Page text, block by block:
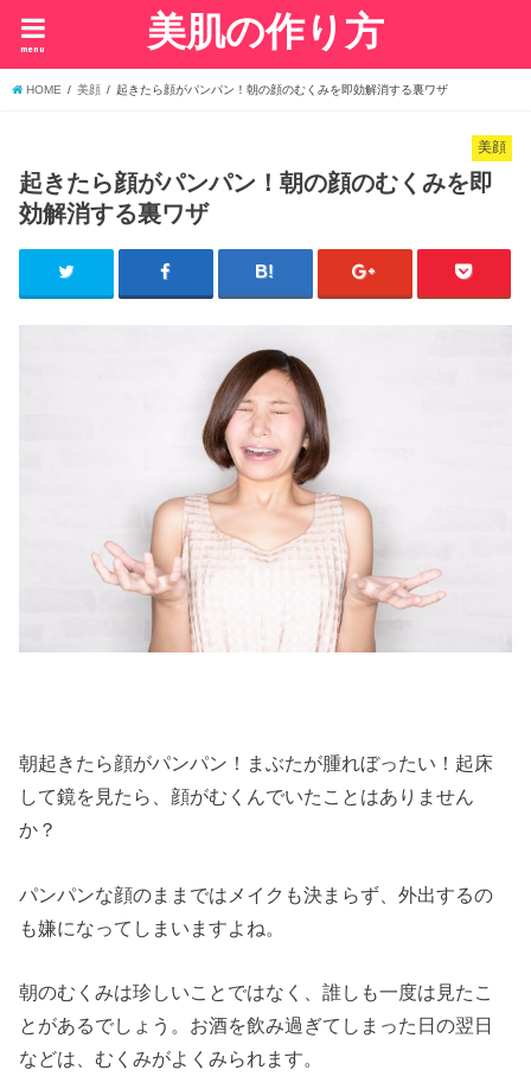
美肌の作り方
menu
HOME 美顔 起きたら顔がパンパン！朝の顔のむくみを即効解消する裏ワザ
美顔
起きたら顔がパンパン！朝の顔のむくみを即
効解消する裏ワザ
朝起きたら顔がパンパン！まぶたが腫れぼったい！起床
して鏡を見たら、顔がむくんでいたことはありません
か？
パンパンな顔のままではメイクも決まらず、外出するの
も嫌になってしまいますよね。
朝のむくみは珍しいことではなく、誰しも一度は見たこ
とがあるでしょう。お酒を飲み過ぎてしまった日の翌日
などは、むくみがよくみられます。